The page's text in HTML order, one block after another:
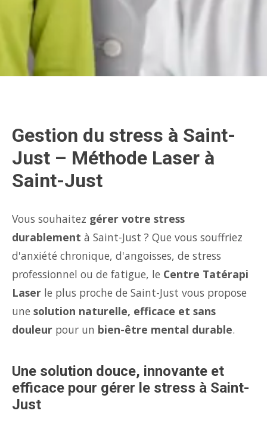
Gestion du stress à Saint-
Just – Méthode Laser à
Saint-Just
Vous souhaitez gérer votre stress
durablement à Saint-Just ? Que vous souffriez
d'anxiété chronique, d'angoisses, de stress
professionnel ou de fatigue, le Centre Tatérapi
Laser le plus proche de Saint-Just vous propose
une solution naturelle, efficace et sans
douleur pour un bien-être mental durable.
Une solution douce, innovante et
efficace pour gérer le stress à Saint-
Just